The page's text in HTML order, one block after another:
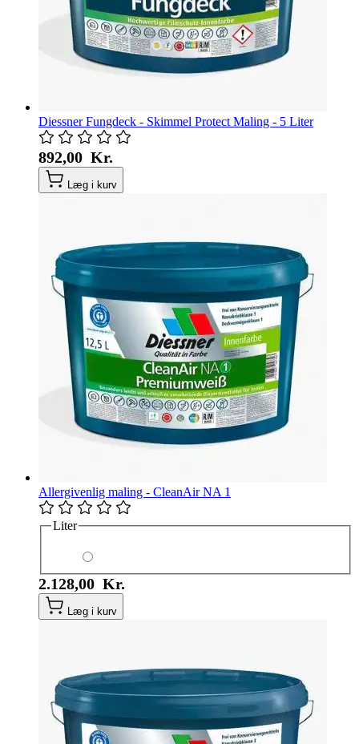
Diessner Fungdeck - Skimmel Protect Maling - 5 Liter
892,00 Kr.
Læg i kurv
Allergivenlig maling - CleanAir NA 1
Liter
2.128,00 Kr.
Læg i kurv